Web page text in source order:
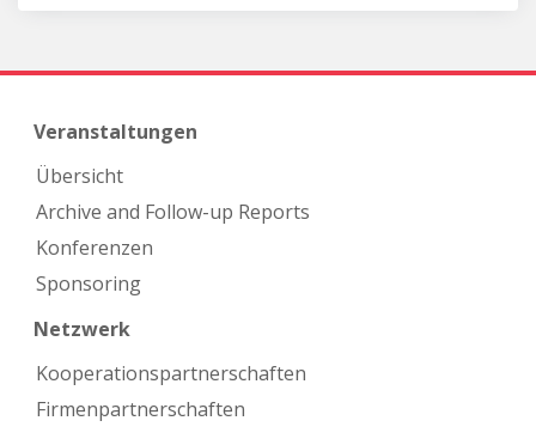
Veranstaltungen
Übersicht
Archive and Follow-up Reports
Konferenzen
Sponsoring
Netzwerk
Kooperations­partnerschaften
Firmen­partnerschaften